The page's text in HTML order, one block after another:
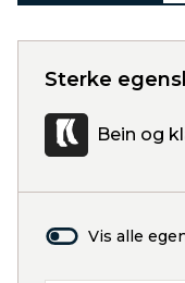
Sterke
Bein og
Vis alle